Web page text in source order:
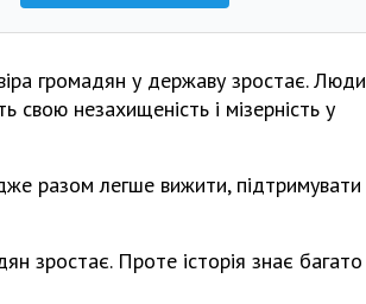
громадян у державу зростає. Люди
свою незахищеність і мізерність у
разом легше вижити, підтримувати
зростає. Проте історія знає багато